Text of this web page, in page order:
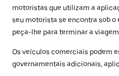
motoristas que utilizam a
seu motorista se encontra sob o
peça-lhe para terminar a
Os veículos comerciais podem
governamentais adicionais,